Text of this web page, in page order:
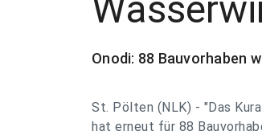
Onodi: 88 Bauvorhaben
St. Pölten (NLK) - "Das
hat erneut für 88